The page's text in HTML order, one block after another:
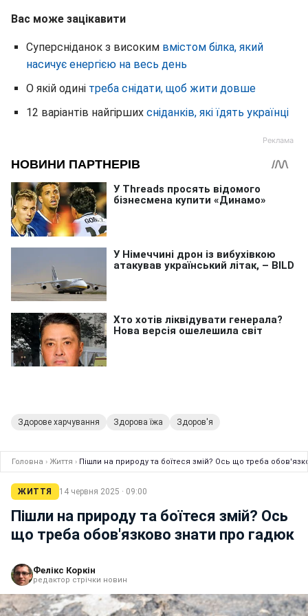
Вас може зацікавити
Суперсніданок з високим вмістом білка, який
насичує енергією на весь день
О якій одині треба снідати, щоб жити довше
12 варіантів найгірших сніданків, які їдять українці
Здорове харчування Здорова їжа Здоров'я
Головна › Життя › Пішли на природу та боїтеся змій? Ось що треба
ЖИТТЯ 14 червня 2025 · 09:00
Пішли на природу та боїтеся змій? Ось
що треба обов'язково знати про гадюк
Фелікс Коркін
редактор стрічки новин